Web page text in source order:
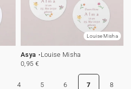
Louise Misha
Asya
Louise Misha
0,95 €
4 5 6 7 8